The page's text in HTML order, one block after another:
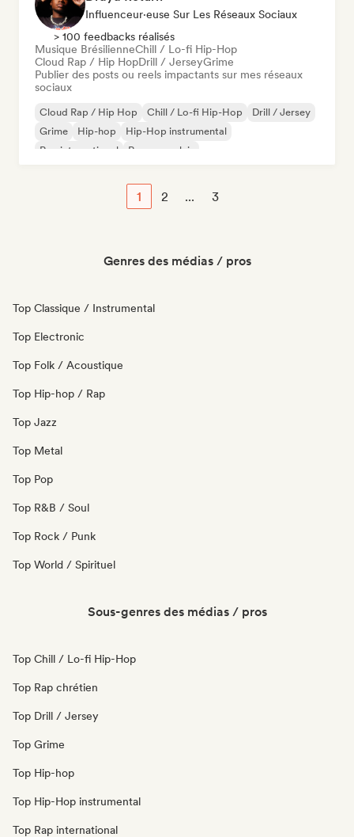
Influenceur·euse Sur Les Réseaux Sociaux
> 100 feedbacks réalisés
Musique BrésilienneChill / Lo-fi Hip-Hop
Cloud Rap / Hip HopDrill / JerseyGrime
Publier des posts ou reels impactants sur mes réseaux
sociaux
Cloud Rap / Hip Hop Chill / Lo-fi Hip-Hop
Drill / Jersey
Grime
Hip-hop
Hip-Hop instrumental
Rap international
Rap en anglais
1 2 ... 3
Genres des médias / pros
Top Classique / Instrumental
Top Electronic
Top Folk / Acoustique
Top Hip-hop / Rap
Top Jazz
Top Metal
Top Pop
Top R&B / Soul
Top Rock / Punk
Top World / Spirituel
Sous-genres des médias / pros
Top Chill / Lo-fi Hip-Hop
Top Rap chrétien
Top Drill / Jersey
Top Grime
Top Hip-hop
Top Hip-Hop instrumental
Top Rap international